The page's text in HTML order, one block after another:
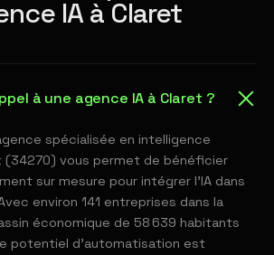
IA à Claret
à une agence IA à Claret ?
spécialisée en intelligence
(34270) vous permet de bénéficier
sur mesure pour intégrer l'IA dans
environ 141 entreprises dans la
économique de 58 639 habitants
potentiel d'automatisation est